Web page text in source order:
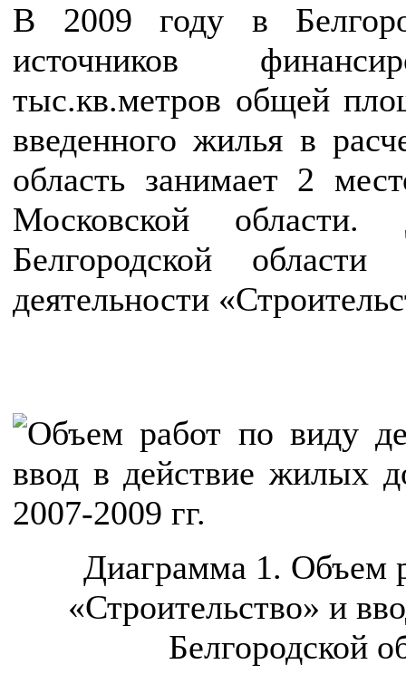
В 2009 году в
источников
тыс.кв.метров общей
введенного жилья в
область занимает 2
Московской
Белгородской
деятельности
Диаграмма 1. Объем
«Строительство» и
Белгородской